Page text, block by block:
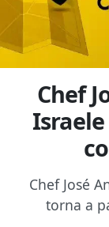
Chef
Chef José
torna a